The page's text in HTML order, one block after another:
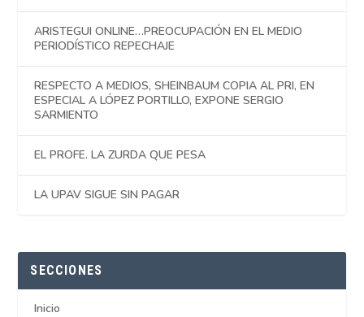
ARISTEGUI ONLINE…PREOCUPACIÓN EN EL MEDIO
PERIODÍSTICO REPECHAJE
RESPECTO A MEDIOS, SHEINBAUM COPIA AL PRI, EN
ESPECIAL A LÓPEZ PORTILLO, EXPONE SERGIO
SARMIENTO
EL PROFE. LA ZURDA QUE PESA
LA UPAV SIGUE SIN PAGAR
SECCIONES
Inicio